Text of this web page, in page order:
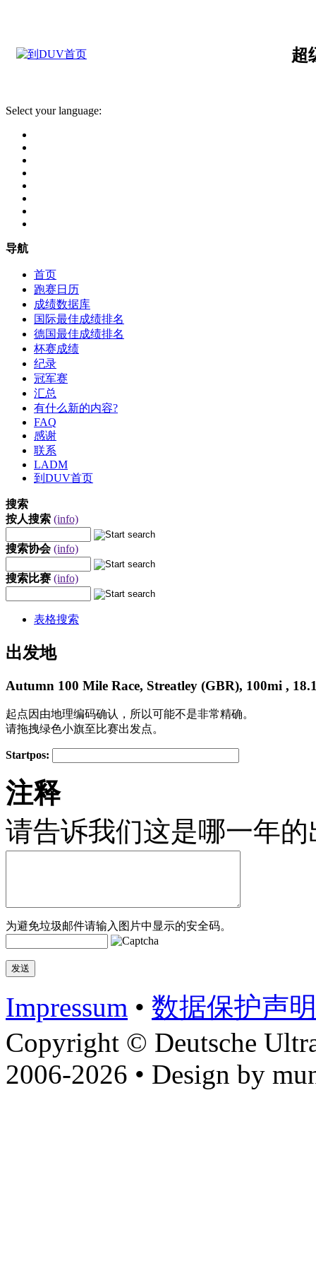
超
Select your language:
导航
首页
跑赛日历
成绩数据库
国际最佳成绩排名
德国最佳成绩排名
杯赛成绩
纪录
冠军赛
汇总
有什么新的内容?
FAQ
感谢
联系
LADM
到DUV首页
搜索
按人搜索 (info)
搜索协会 (info)
搜索比赛 (info)
表格搜索
出发地
Autumn 100 Mile Race, Streatley (GBR), 100mi ,
起点因由地理编码确认，所以可能不是非常精确。
请拖拽绿色小旗至比赛出发点。
−
Startpos:
注释
请告诉我们这是哪一年
为避免垃圾邮件请输入图片中显示的安全码。
Impressum • 数据​保护​声明
Copyright © Deutsche
2006-2026 • Design by